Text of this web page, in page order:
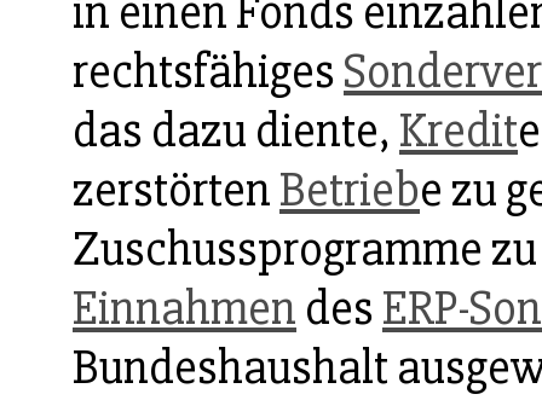
in einen Fonds
rechtsfähiges
das dazu diente, Kredit
zerstörtenBetriebe zu
Zuschussprogramme
Einnahmen desERP-
Bundeshaushalt